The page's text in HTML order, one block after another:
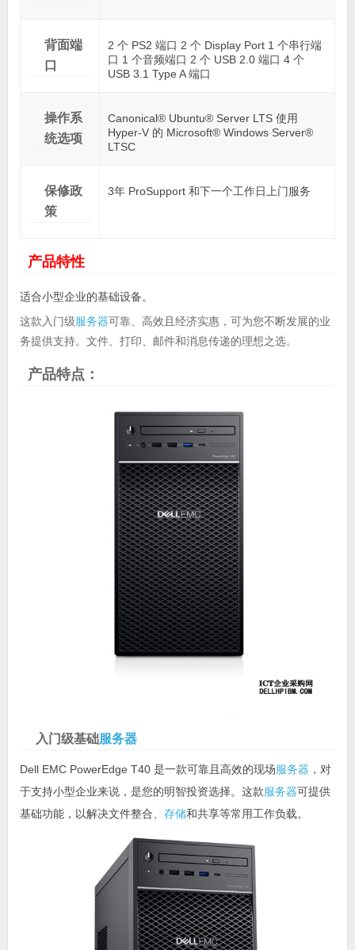
背面端
口
2 个 PS2 端口 2 个 Display Port 1 个串行端
口 1 个音频端口 2 个 USB 2.0 端口 4 个
USB 3.1 Type A 端口
操作系
统选项
Canonical® Ubuntu® Server LTS 使用
Hyper-V 的 Microsoft® Windows Server®
LTSC
保修政
策
3年 ProSupport 和下一个工作日上门服务
产品特性
适合小型企业的基础设备。
这款入门级服务器可靠、高效且经济实惠，可为您不断发展的业
务提供支持。文件、打印、邮件和消息传递的理想之选。
产品特点：
入门级基础服务器
Dell EMC PowerEdge T40 是一款可靠且高效的现场服务器 ，对
于支持小型企业来说，是您的明智投资选择。这款服务器可提供
基础功能，以解决文件整合、 存储和共享等常用工作负载。